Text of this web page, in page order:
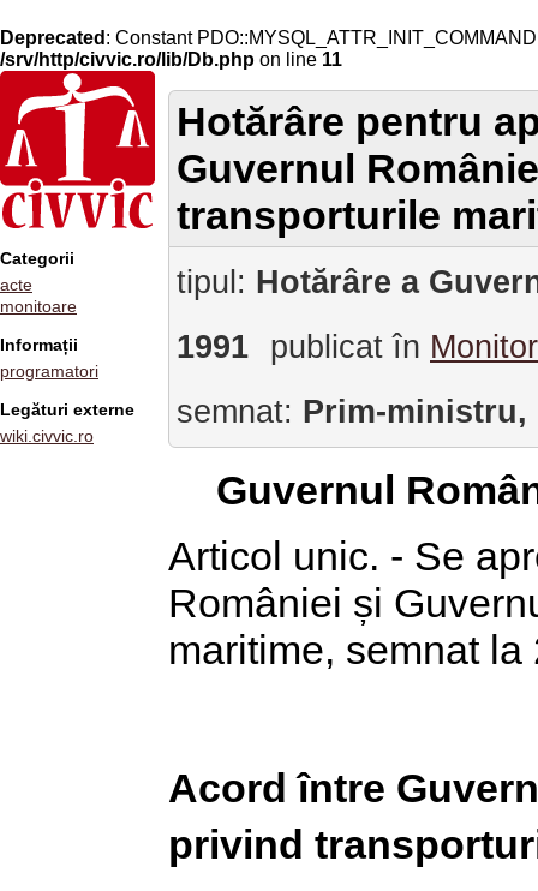
Deprecated : Constant
/srv/http/civvic.ro/lib/Db.php on line 11
Categorii
acte
monitoare
Informații
programatori
Legături externe
wiki.civvic.ro
Hotărâre pentru
Guvernul
transporturile
tipul: Hotărâre a
1991
publicat în
semnat: Prim-ministru,
Guvernul
Articol unic. - Se
României și
maritime, semnat
Acord între
privind